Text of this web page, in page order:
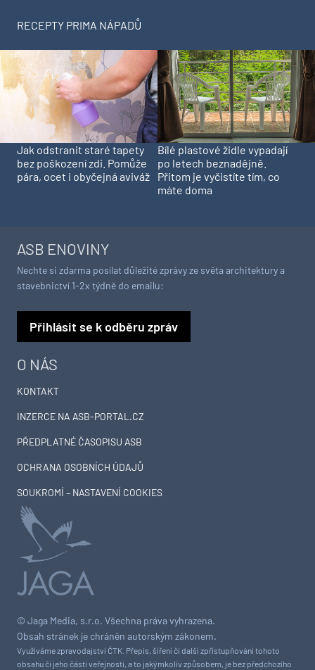
RECEPTY PRIMA NÁPADŮ
Jak odstranit staré tapety
bez poškození zdi. Pomůže
pára, ocet i obyčejná aviváž
Bílé plastové židle vypadají
po letech beznadějně.
Přitom je vyčistíte tím, co
máte doma
© Jaga Media, s.r.o. Všechna práva vyhrazena.
Obsah stránek je chráněn autorským zákonem.
Využíváme zpravodajství ČTK. Přepis, šíření či další zpřístupňování tohoto
obsahu či jeho části veřejnosti, a to jakýmkoliv způsobem, je bez předchozího
O NÁS
KONTAKT
INZERCE NA ASB-PORTAL.CZ
PŘEDPLATNÉ ČASOPISU ASB
OCHRANA OSOBNÍCH ÚDAJŮ
SOUKROMÍ – NASTAVENÍ COOKIES
ASB ENOVINY
Nechte si zdarma posílat důležité zprávy ze světa architektury a
stavebnictví 1-2x týdně do emailu:
Přihlásit se k odběru zpráv